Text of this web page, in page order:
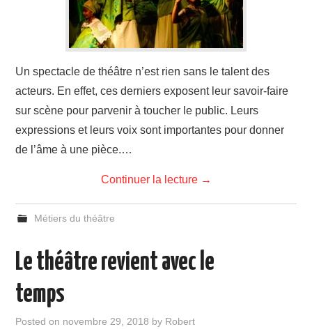
Un spectacle de théâtre n’est rien sans le talent des
acteurs. En effet, ces derniers exposent leur savoir-faire
sur scène pour parvenir à toucher le public. Leurs
expressions et leurs voix sont importantes pour donner
de l’âme à une pièce.…
Continuer la lecture →
Métiers du théâtre
Le théâtre revient avec le
temps
Posted on novembre 29, 2018 by Robert